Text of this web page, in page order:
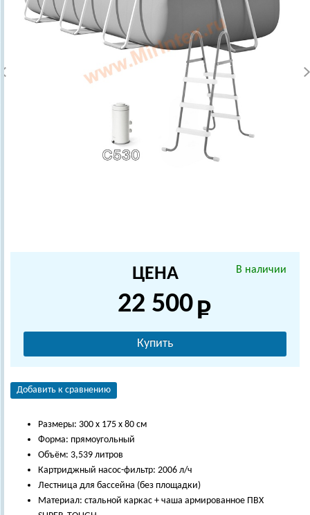
В наличии
ЦЕНА
22 500
Купить
Добавить к сравнению
Размеры: 300 х 175 х 80 см
Форма: прямоугольный
Объём: 3,539 литров
Картриджный насос-фильтр: 2006 л/ч
Лестница для бассейна (без площадки)
Материал: стальной каркас + чаша армированное ПВХ